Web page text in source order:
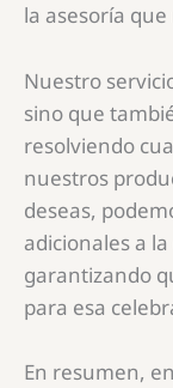
la asesoría
Nuestro
sino que
resolviendo
nuestros
deseas,
adicionales a
garantizando
para esa
En resumen,